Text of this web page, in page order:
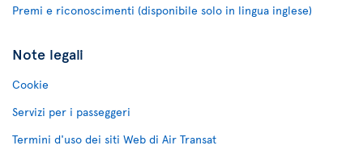
Premi e riconoscimenti (disponibile solo in lingua inglese)
Note legali
Cookie
Servizi per i passeggeri
Termini d'uso dei siti Web di Air Transat